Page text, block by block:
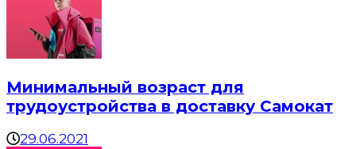
Минимальный возраст для
трудоустройства в доставку Самокат
29.06.2021